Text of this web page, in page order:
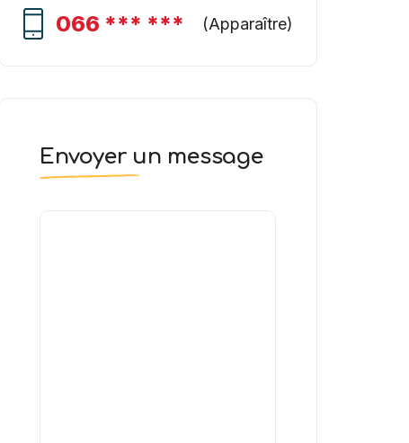
066 *** *** (Apparaître)
Envoyer un message